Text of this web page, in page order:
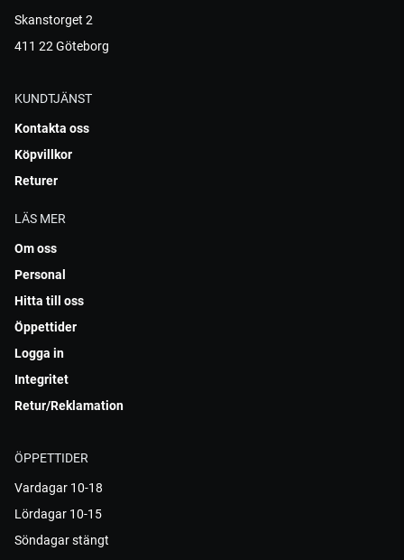
Skanstorget 2
411 22 Göteborg
KUNDTJÄNST
Kontakta oss
Köpvillkor
Returer
LÄS MER
Om oss
Personal
Hitta till oss
Öppettider
Logga in
Integritet
Retur/Reklamation
ÖPPETTIDER
Vardagar 10-18
Lördagar 10-15
Söndagar stängt